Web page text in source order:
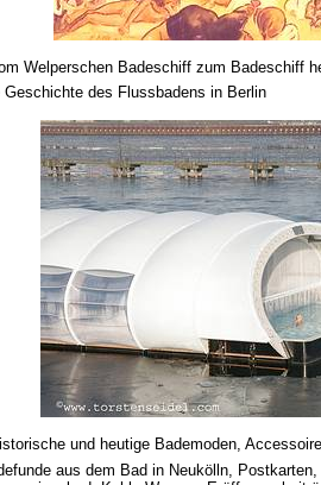
Welperschen Badeschiff zum Badeschiff
Geschichte des Flussbadens in Berlin
und heutige Bademoden,
aus dem Bad in Neukölln,